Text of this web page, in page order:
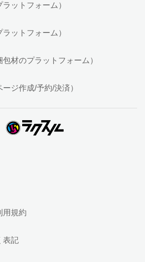
ットフォーム）
ットフォーム）
材のプラットフォーム）
ジ作成/予約/決済）
用規約
表記